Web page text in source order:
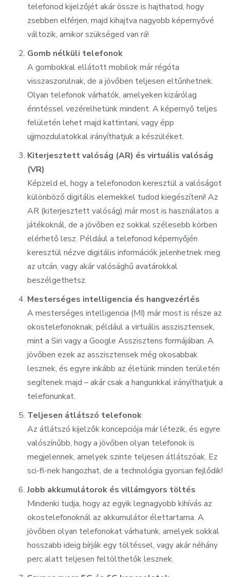
telefonod kijelzőjét akár össze is hajthatod, hogy
zsebben elférjen, majd kihajtva nagyobb képernyővé
változik, amikor szükséged van rá!
Gomb nélküli telefonok
A gombokkal ellátott mobilok már régóta
visszaszorulnak, de a jövőben teljesen eltűnhetnek.
Olyan telefonok várhatók, amelyeken kizárólag
érintéssel vezérelhetünk mindent. A képernyő teljes
felületén lehet majd kattintani, vagy épp
ujjmozdulatokkal irányíthatjuk a készüléket.
Kiterjesztett valóság (AR) és virtuális valóság
(VR)
Képzeld el, hogy a telefonodon keresztül a valóságot
különböző digitális elemekkel tudod kiegészíteni! Az
AR (kiterjesztett valóság) már most is használatos a
játékoknál, de a jövőben ez sokkal szélesebb körben
elérhető lesz. Például a telefonod képernyőjén
keresztül nézve digitális információk jelenhetnek meg
az utcán, vagy akár valósághű avatárokkal
beszélgethetsz.
Mesterséges intelligencia és hangvezérlés
A mesterséges intelligencia (MI) már most is része az
okostelefonoknak, például a virtuális asszisztensek,
mint a Siri vagy a Google Asszisztens formájában. A
jövőben ezek az asszisztensek még okosabbak
lesznek, és egyre inkább az életünk minden területén
segítenek majd – akár csak a hangunkkal irányíthatjuk a
telefonunkat.
Teljesen átlátszó telefonok
Az átlátszó kijelzők koncepciója már létezik, és egyre
valószínűbb, hogy a jövőben olyan telefonok is
megjelennek, amelyek szinte teljesen átlátszóak. Ez
sci-fi-nek hangozhat, de a technológia gyorsan fejlődik!
Jobb akkumulátorok és villámgyors töltés
Mindenki tudja, hogy az egyik legnagyobb kihívás az
okostelefonoknál az akkumulátor élettartama. A
jövőben olyan telefonokat várhatunk, amelyek sokkal
hosszabb ideig bírják egy töltéssel, vagy akár néhány
perc alatt teljesen feltölthetők lesznek.